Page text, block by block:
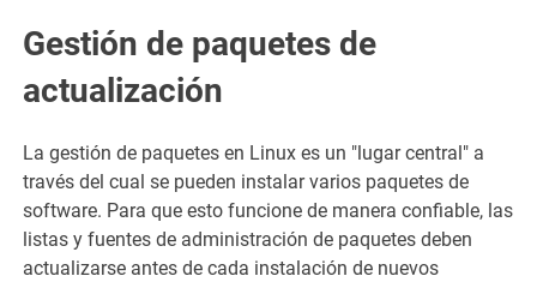
Gestión de paquetes de
actualización
La gestión de paquetes en Linux es un "lugar central" a
través del cual se pueden instalar varios paquetes de
software. Para que esto funcione de manera confiable, las
listas y fuentes de administración de paquetes deben
actualizarse antes de cada instalación de nuevos